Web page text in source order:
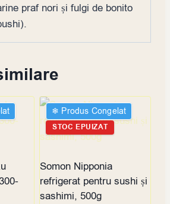
praf nori și fulgi de bonito
❄︎ Produs Congelat
STOC EPUIZAT
Somon Nipponia
refrigerat pentru sushi și
sashimi, 500g